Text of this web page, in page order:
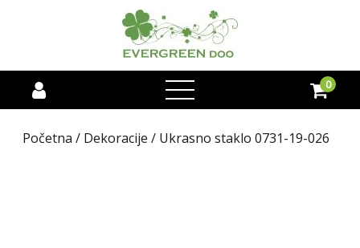
open
menu
0
Početna / Dekoracije / Ukrasno staklo 0731-19-026